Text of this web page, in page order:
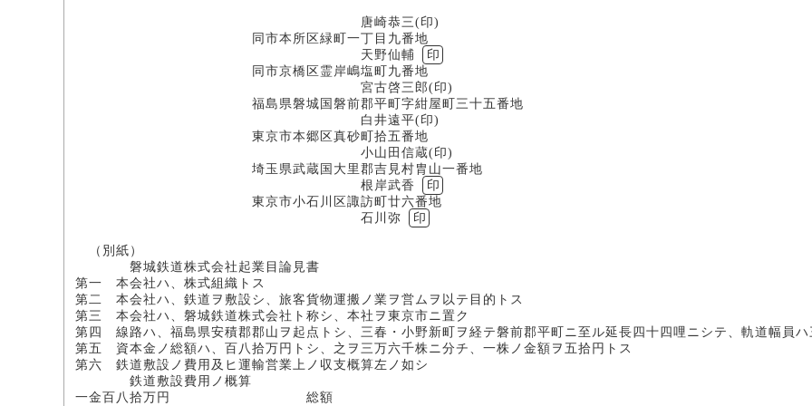
唐崎恭三(印)
同市本所区緑町一丁目九番地
天野仙輔
印
同市京橋区霊岸嶋塩町九番地
宮古啓三郎(印)
福島県磐城国磐前郡平町字紺屋町三十五番地
白井遠平(印)
東京市本郷区真砂町拾五番地
小山田信蔵(印)
埼玉県武蔵国大里郡吉見村胄山一番地
根岸武香
印
東京市小石川区諏訪町廿六番地
石川弥
印
（別紙）
磐城鉄道株式会社起業目論見書
第一 本会社ハ、株式組織トス
第二 本会社ハ、鉄道ヲ敷設シ、旅客貨物運搬ノ業ヲ営ムヲ以テ目的トス
第三 本会社ハ、磐城鉄道株式会社ト称シ、本社ヲ東京市ニ置ク
第四 線路ハ、福島県安積郡郡山ヲ起点トシ、三春・小野新町ヲ経テ磐前郡平町ニ至ル延長四十四哩ニシテ、軌道幅員ハ
第五 資本金ノ総額ハ、百八拾万円トシ、之ヲ三万六千株ニ分チ、一株ノ金額ヲ五拾円トス
第六 鉄道敷設ノ費用及ヒ運輸営業上ノ収支概算左ノ如シ
鉄道敷設費用ノ概算
一金百八拾万円 総額